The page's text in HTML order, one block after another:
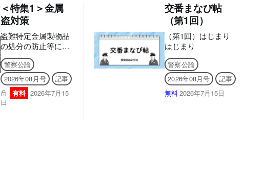
＜特集1＞金属
盗対策
盗難特定金属製物品
の処分の防止等に関
する法律の概要
警察公論
2026年08月号
記事
有料 2026年7月15
日
交番まなび帖
（第1回）
（第1回）はじまり
はじまり
警察公論
2026年08月号
記事
無料 2026年7月15日